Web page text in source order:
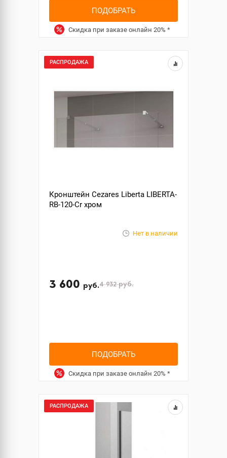
ПОДОБРАТЬ
Скидка при заказе онлайн 20% *
РАСПРОДАЖА
Кронштейн Cezares Liberta LIBERTA-
RB-120-Cr хром
Нет в наличии
3 600 руб.4 932руб.
ПОДОБРАТЬ
Скидка при заказе онлайн 20% *
РАСПРОДАЖА